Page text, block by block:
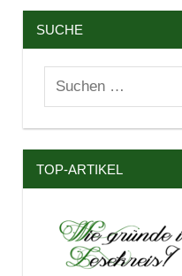
SUCHE
Suchen
nach:
TOP-ARTIKEL